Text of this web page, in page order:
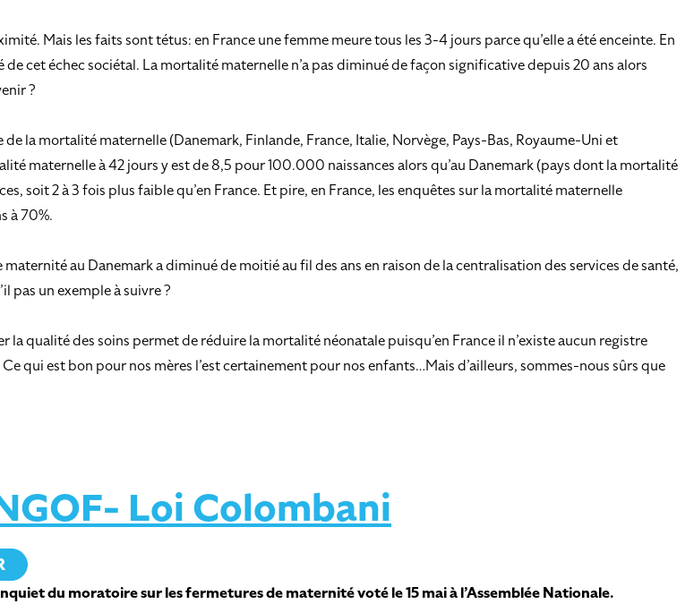
Mais les faits sont tétus: en France une femme meure tous les 3-4 jours parce qu’elle a été enceinte. En
cet échec sociétal. La mortalité maternelle n’a pas diminué de façon significative depuis 20 ans alors
?
la mortalité maternelle (Danemark, Finlande, France, Italie, Norvège, Pays-Bas, Royaume-Uni et
maternelle à 42 jours y est de 8,5 pour 100.000 naissances alors qu’au Danemark (pays dont la mortalité
soit 2 à 3 fois plus faible qu’en France. Et pire, en France, les enquêtes sur la mortalité maternelle
à 70%.
au Danemark a diminué de moitié au fil des ans en raison de la centralisation des services de santé,
pas un exemple à suivre ?
qualité des soins permet de réduire la mortalité néonatale puisqu’en France il n’existe aucun registre
qui est bon pour nos mères l’est certainement pour nos enfants…Mais d’ailleurs, sommes-nous sûrs que
Loi Colombani
du moratoire sur les fermetures de maternité voté le 15 mai à l’Assemblée Nationale.